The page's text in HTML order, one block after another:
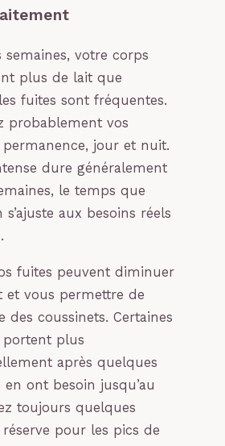
semaines, votre corps
plus de lait que
fuites sont fréquentes.
probablement vos
permanence, jour et nuit.
dure généralement
le temps que
aux besoins réels
fuites peuvent diminuer
et vous permettre de
des coussinets. Certaines
portent plus
après quelques
en ont besoin jusqu’au
toujours quelques
pour les pics de